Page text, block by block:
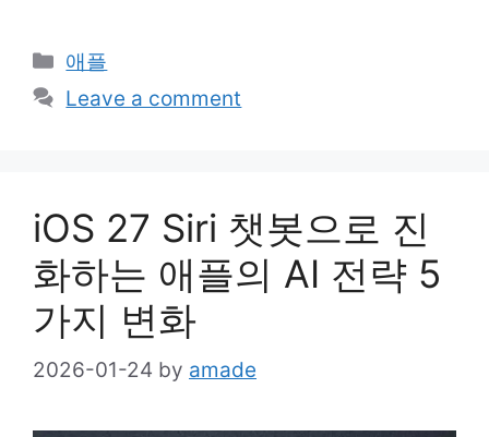
Categories
애플
Leave a comment
iOS 27 Siri 챗봇으로 진
화하는 애플의 AI 전략 5
가지 변화
2026-01-24 by amade